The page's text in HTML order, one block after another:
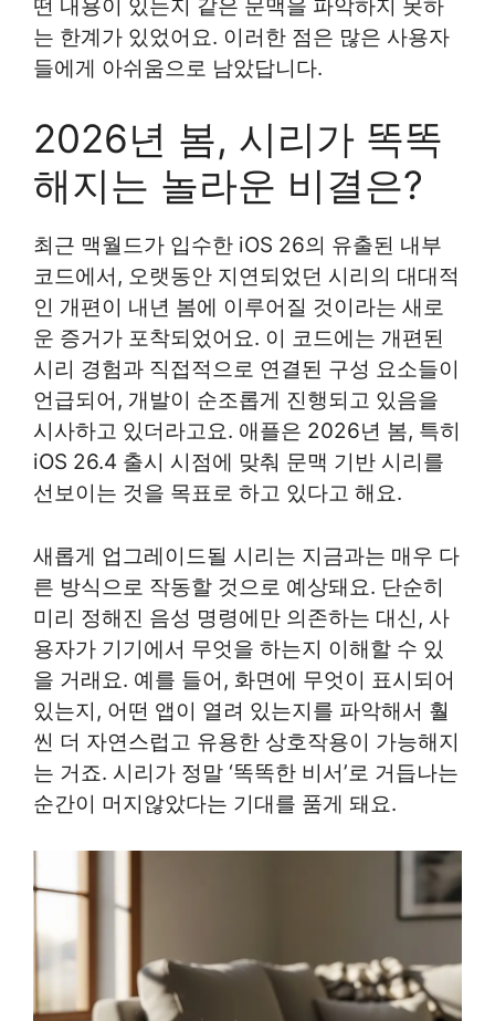
떤 내용이 있는지 같은 문맥을 파악하지 못하
는 한계가 있었어요. 이러한 점은 많은 사용자
들에게 아쉬움으로 남았답니다.
2026년 봄, 시리가 똑똑
해지는 놀라운 비결은?
최근 맥월드가 입수한 iOS 26의 유출된 내부
코드에서, 오랫동안 지연되었던 시리의 대대적
인 개편이 내년 봄에 이루어질 것이라는 새로
운 증거가 포착되었어요. 이 코드에는 개편된
시리 경험과 직접적으로 연결된 구성 요소들이
언급되어, 개발이 순조롭게 진행되고 있음을
시사하고 있더라고요. 애플은 2026년 봄, 특히
iOS 26.4 출시 시점에 맞춰 문맥 기반 시리를
선보이는 것을 목표로 하고 있다고 해요.
새롭게 업그레이드될 시리는 지금과는 매우 다
른 방식으로 작동할 것으로 예상돼요. 단순히
미리 정해진 음성 명령에만 의존하는 대신, 사
용자가 기기에서 무엇을 하는지 이해할 수 있
을 거래요. 예를 들어, 화면에 무엇이 표시되어
있는지, 어떤 앱이 열려 있는지를 파악해서 훨
씬 더 자연스럽고 유용한 상호작용이 가능해지
는 거죠. 시리가 정말 ‘똑똑한 비서’로 거듭나는
순간이 머지않았다는 기대를 품게 돼요.